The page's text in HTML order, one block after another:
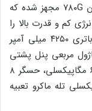
می‌ ۱۱ لایت ۵G به چیپست کوالکام اسنپدراگون ۷۸۰G مجهز شده که
مصرف انرژی کم و قدرت بالا را
به ارمغان می‌آورد. این محصول همچنین از باتری ۴۲۵۰ میلی آمپر
مربعی پنل پشتی
آن دوربین سه‌گانه متشکل از سنسور اصلی ۶۴ مگاپیکسلی، حسگر ۸
اولتراواید و دوربین ۵ مگاپیکسلی تله ماکرو تعبیه